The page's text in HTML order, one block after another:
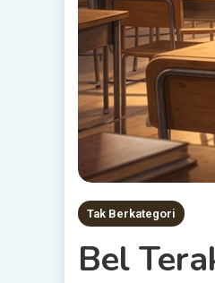
Tak Berkategori
Bel